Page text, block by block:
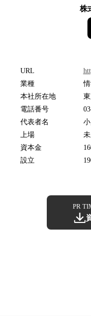
株
URL
業種
本社所在地
電話番号
代表者名
上場
資本金
設立
PR